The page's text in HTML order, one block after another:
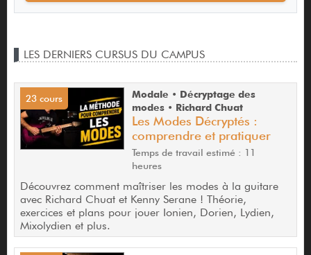
LES DERNIERS CURSUS DU CAMPUS
23 cours
Modale • Décryptage des
modes • Richard Chuat
Les Modes Décryptés :
comprendre et pratiquer
Temps de travail estimé : 11
heures
Découvrez comment maîtriser les modes à la guitare
avec Richard Chuat et Kenny Serane ! Théorie,
exercices et plans pour jouer Ionien, Dorien, Lydien,
Mixolydien et plus.